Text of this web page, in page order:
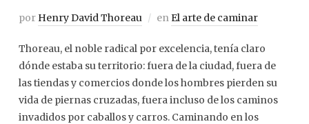
por Henry David Thoreau en El arte de caminar
Thoreau, el noble radical por excelencia, tenía claro
dónde estaba su territorio: fuera de la ciudad, fuera de
las tiendas y comercios donde los hombres pierden su
vida de piernas cruzadas, fuera incluso de los caminos
invadidos por caballos y carros. Caminando en los